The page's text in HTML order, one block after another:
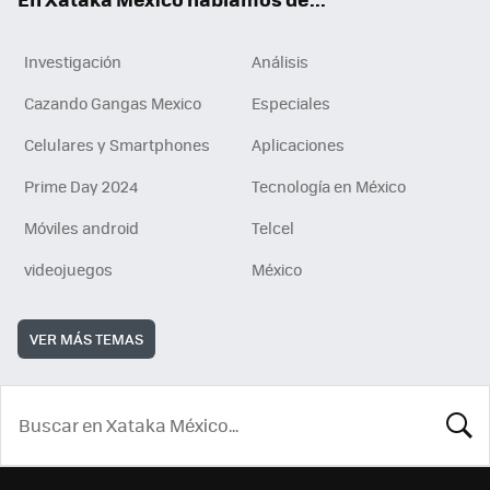
Investigación
Análisis
Cazando Gangas Mexico
Especiales
Celulares y Smartphones
Aplicaciones
Prime Day 2024
Tecnología en México
Móviles android
Telcel
videojuegos
México
VER MÁS TEMAS